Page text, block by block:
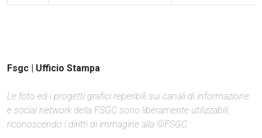
Fsgc | Ufficio Stampa
Le foto ed i progetti grafici reperibili sui canali di informazione
e social network della FSGC sono liberamente utilizzabili,
riconoscendo i diritti di immagine alla ©FSGC